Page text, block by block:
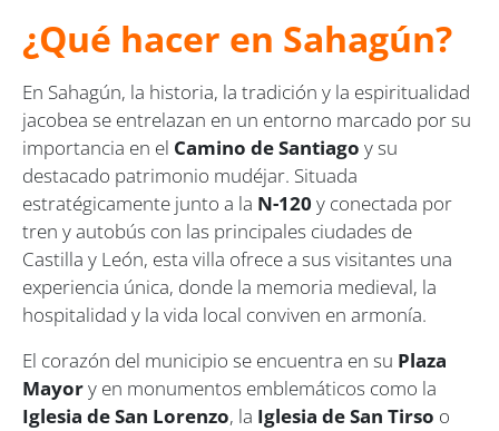
¿Qué hacer en Sahagún?
En Sahagún, la historia, la tradición y la espiritualidad
jacobea se entrelazan en un entorno marcado por su
importancia en el Camino de Santiago y su
destacado patrimonio mudéjar. Situada
estratégicamente junto a la N-120 y conectada por
tren y autobús con las principales ciudades de
Castilla y León, esta villa ofrece a sus visitantes una
experiencia única, donde la memoria medieval, la
hospitalidad y la vida local conviven en armonía.
El corazón del municipio se encuentra en su Plaza
Mayory en monumentos emblemáticos como la
Iglesia de San Lorenzo, la Iglesia de San Tirso o